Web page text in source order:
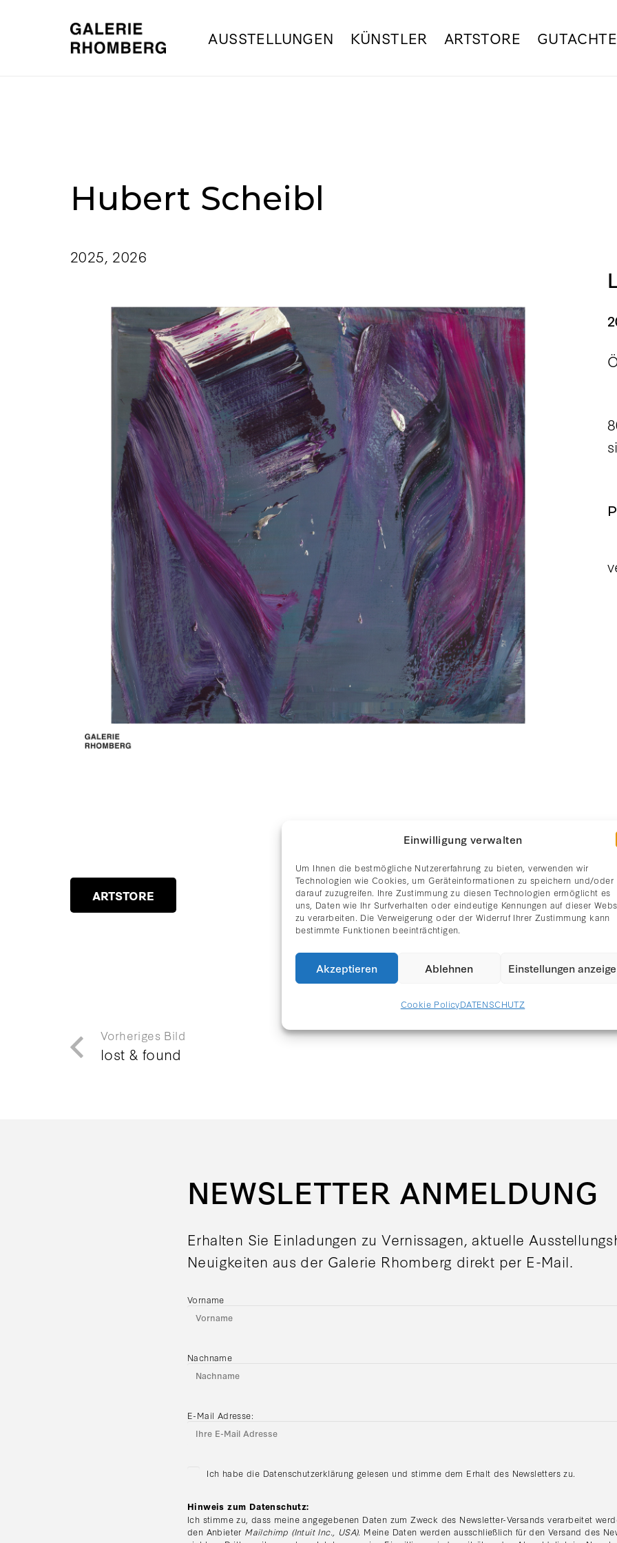
Einwilligung verwalten
Um Ihnen die bestmögliche Nutzererfahrung zu bieten, verwenden wir
Technologien wie Cookies, um Geräteinformationen zu speichern und/oder
darauf zuzugreifen. Ihre Zustimmung zu diesen Technologien ermöglicht es
uns, Daten wie Ihr Surfverhalten oder eindeutige Kennungen auf dieser
zu verarbeiten. Die Verweigerung oder der Widerruf Ihrer Zustimmung kann
bestimmte Funktionen beeinträchtigen.
Akzeptieren Ablehnen Einstellungen
Cookie PolicyDATENSCHUTZ
AUSSTELLUNGEN KÜNSTLER ARTSTORE
Hubert Scheibl
2025, 2026
ARTSTORE
Vorheriges Bild
lost & found
NEWSLETTER ANMELDUNG
Erhalten Sie Einladungen zu Vernissagen, aktuelle
Neuigkeiten aus der Galerie Rhomberg direkt per E-Mail.
Vorname
Nachname
E-Mail Adresse:
Ich habe die Datenschutzerklärung gelesen und stimme dem Erhalt des Newsletters zu.
Hinweis zum Datenschutz:
Ich stimme zu, dass meine angegebenen Daten zum Zweck des Newsletter-Versands verarbeitet
den Anbieter Mailchimp (Intuit Inc., USA). Meine Daten werden ausschließlich für den Versand des